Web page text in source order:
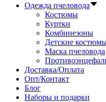
Одежда пчеловода
Костюмы
Куртки
Комбинезоны
Детские
Маска пчеловода
Доставка/Оплата
Опт/Контакт
Блог
Наборы и подарки